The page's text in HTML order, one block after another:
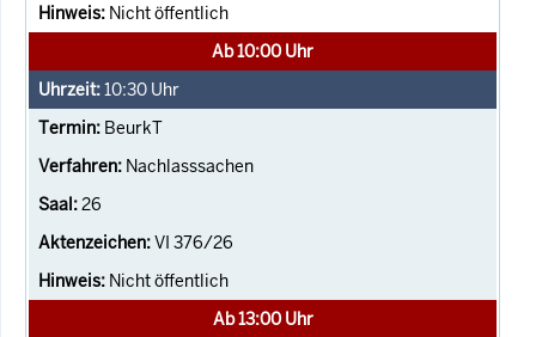
Nicht öffentlich
Ab 10:00 Uhr
10:30 Uhr
BeurkT
Nachlasssachen
26
VI 376/26
Nicht öffentlich
Ab 13:00 Uhr